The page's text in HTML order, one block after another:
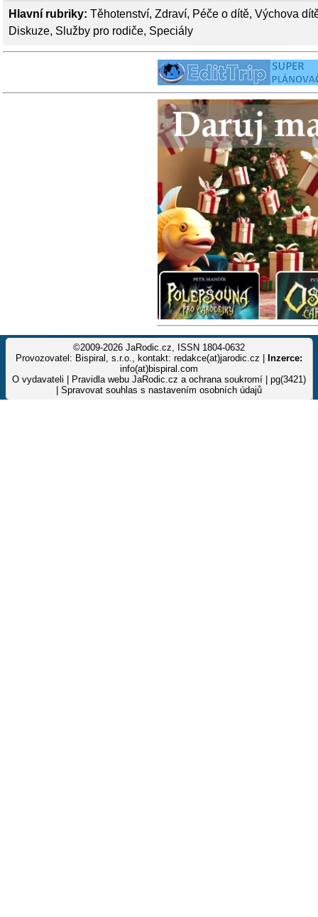
Hlavní rubriky: Těhotenství, Zdraví, Péče o dítě, Výchova
Diskuze, Služby pro rodiče, Speciály
©2009-2026 JaRodic.cz, ISSN 1804-0632
Provozovatel: Bispiral, s.r.o., kontakt: redakce(at)jarodic.cz |
Inzerce:
info(at)bispiral.com
O vydavateli
Pravidla webu JaRodic.cz a ochrana soukromí | pg(3421)
Spravovat souhlas s nastavením osobních údajů